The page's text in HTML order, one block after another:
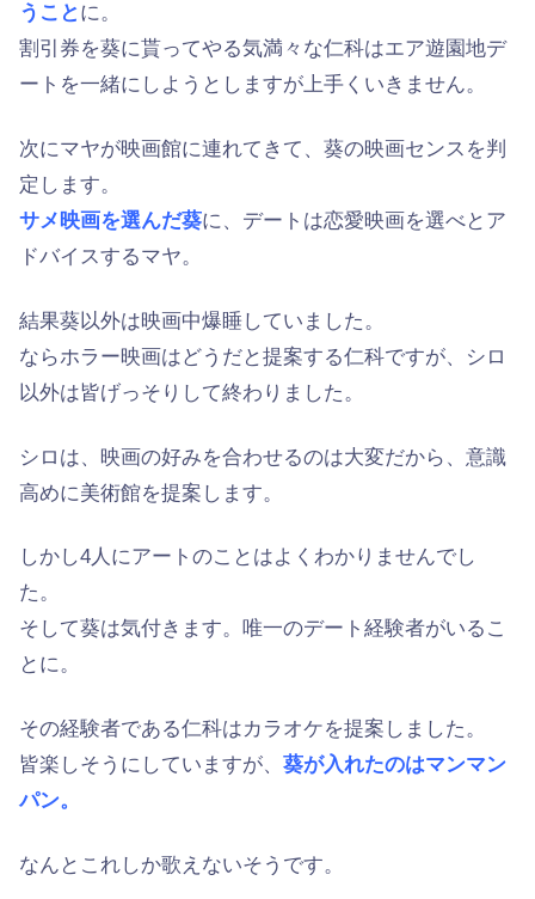
うこと に。
割引券を葵に貰ってやる気満々な仁科はエア遊園地デ
ートを一緒にしようとしますが上手くいきません。
次にマヤが映画館に連れてきて、葵の映画センスを判
定します。
サメ映画を選んだ葵に、デートは恋愛映画を選べとア
ドバイスするマヤ。
結果葵以外は映画中爆睡していました。
ならホラー映画はどうだと提案する仁科ですが、シロ
以外は皆げっそりして終わりました。
シロは、映画の好みを合わせるのは大変だから、意識
高めに美術館を提案します。
しかし4人にアートのことはよくわかりませんでし
た。
そして葵は気付きます。唯一のデート経験者がいるこ
とに。
その経験者である仁科はカラオケを提案しました。
皆楽しそうにしていますが、 葵が入れたのはマンマン
パン。
なんとこれしか歌えないそうです。